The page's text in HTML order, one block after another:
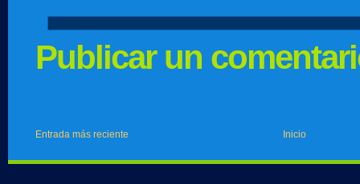
Publicar un
Entrada más reciente Inicio